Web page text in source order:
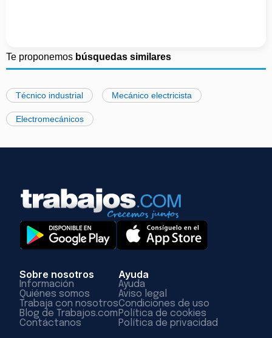
Te proponemos búsquedas similares
Técnico industrial Mecánico electricista
Electromecánicos
Sobre nosotros
Información
Quiénes somos
Trabaja con nosotros
Blog de Trabajos.com
Contáctanos
Ayuda
Ayuda
Aviso legal
Condiciones de uso
Política de cookies
Política de privacidad